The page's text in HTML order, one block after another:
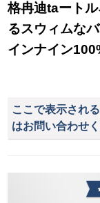
格冉迪taート
るスウィムな
インナイン
ここで表示され
はお問い合わせく